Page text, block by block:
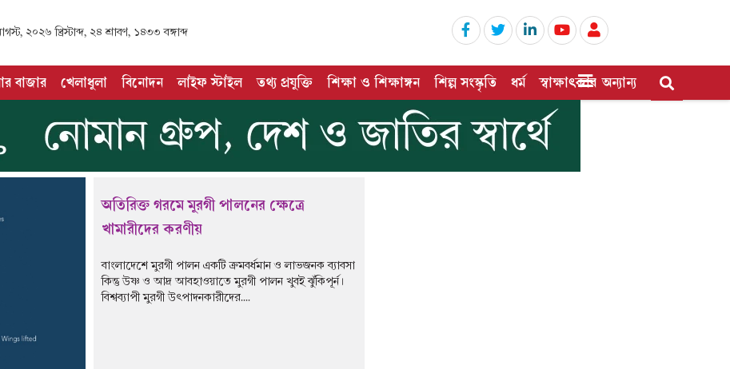
২০২৬ খ্রিস্টাব্দ, ২৪ শ্রাবণ, ১৪৩৩ বঙ্গাব্দ
বাজার খেলাধুলা বিনোদন লাইফ স্টাইল তথ্য প্রযুক্তি শিক্ষা ও শিক্ষাঙ্গন শিল্প সংস্কৃতি ধর্ম স্বাক্ষাৎকার অন্যান্য
অতিরিক্ত গরমে মুরগী পালনের ক্ষেত্রে
খামারীদের করণীয়
বাংলাদেশে মুরগী পালন একটি ক্রমবর্ধমান ও লাভজনক ব্যাবসা
কিন্তু উষ্ণ ও আদ্র আবহাওয়াতে মুরগী পালন খুবই ঝুঁকিপূর্ন।
বিশ্বব্যাপী মুরগী উৎপাদনকারীদের....